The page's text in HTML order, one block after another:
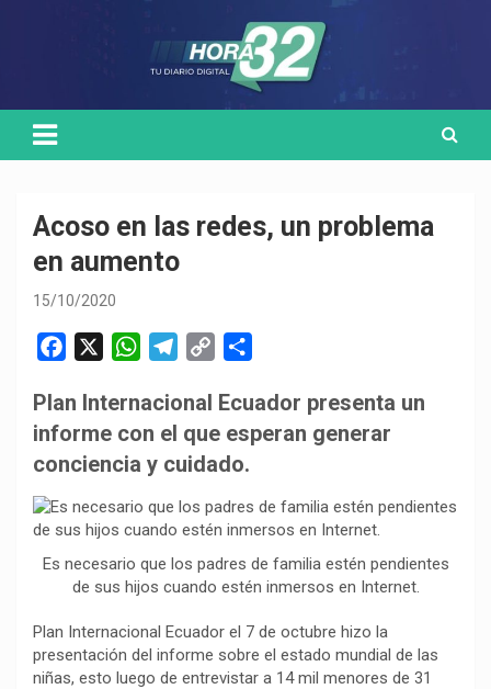
Acoso en las redes, un problema
en aumento
15/10/2020
c
e
b
o
W
a
t
s
p
l
e
g
a
p
y
L
n
m
p
t
r
Plan Internacional Ecuador presenta un
informe con el que esperan generar
conciencia y cuidado.
Es necesario que los padres de familia estén pendientes
de sus hijos cuando estén inmersos en Internet.
Plan Internacional Ecuador el 7 de octubre hizo la
presentación del informe sobre el estado mundial de las
niñas, esto luego de entrevistar a 14 mil menores de 31